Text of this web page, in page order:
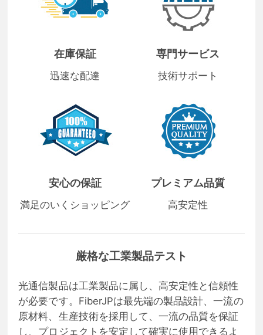
在庫保証
迅速な配達
専門サービス
技術サポート
安心の保証
満足のいくショッピング
プレミアム品質
高安定性
厳格な工業製品テスト
光通信製品は工業製品に属し、高安定性と信頼性
が必要です。FiberJPは最先端の製品設計、一流の
原材料、生産技術を採用して、一流の品質を保証
し、プロジェクトを安定して確実に使用できるよ